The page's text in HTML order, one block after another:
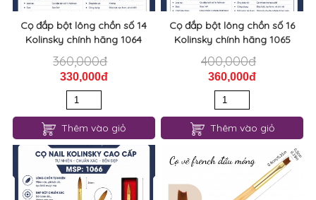
Cọ đắp bột lông chồn số 14
Kolinsky chính hãng 1064
360,000đ
330,000đ
Thêm vào giỏ
Cọ đắp bột lông chồn số 16
Kolinsky chính hãng 1065
400,000đ
360,000đ
Thêm vào giỏ